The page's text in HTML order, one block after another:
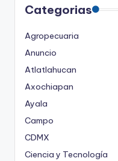
Categorias
Agropecuaria
Anuncio
Atlatlahucan
Axochiapan
Ayala
Campo
CDMX
Ciencia y Tecnología